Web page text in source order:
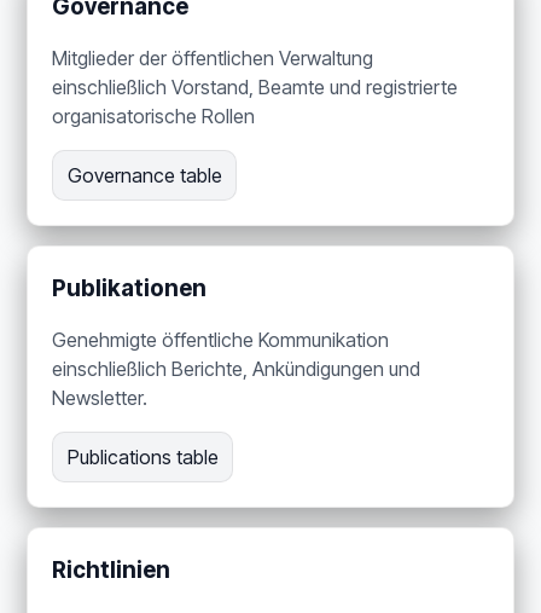
Governance
Mitglieder der öffentlichen Verwaltung
einschließlich Vorstand, Beamte und registrierte
organisatorische Rollen
Governance table
Publikationen
Genehmigte öffentliche Kommunikation
einschließlich Berichte, Ankündigungen und
Newsletter.
Publications table
Richtlinien